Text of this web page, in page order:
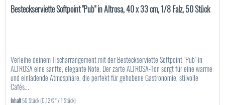
Besteckserviette Softpoint "Pub" in Altrosa, 40 x 33 cm, 1/8 Falz, 50 Stück
Verleihe deinem Tischarrangement mit der Besteckserviette Softpoint "Pub" in
ALTROSA eine sanfte, elegante Note. Der zarte ALTROSA-Ton sorgt für eine warme
und einladende Atmosphäre, die perfekt für gehobene Gastronomie, stilvolle
Cafés...
Inhalt50 Stück(0,12 € * / 1 Stück)